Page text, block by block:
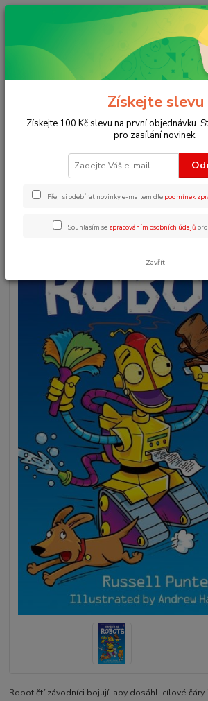
Zjednodušená četba v angličtině
YR1 - Stories of robots
Robotičtí závodníci bojují, aby dosáhli cílové
Získejte slevu
Získejte 100 Kč slevu na první objednávku.
pro zasílání novinek.
Přeji si odebírat novinky e-mailem dle podmínek
Souhlasím se zpracováním osobních údajů
Zavřít